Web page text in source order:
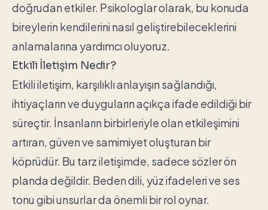
doğrudan etkiler. Psikologlar olarak, bu konuda
bireylerin kendilerini nasıl geliştirebileceklerini
anlamalarına yardımcı oluyoruz.
Etkili İletişim Nedir?
Etkili iletişim, karşılıklı anlayışın sağlandığı,
ihtiyaçların ve duyguların açıkça ifade edildiği bir
süreçtir. İnsanların birbirleriyle olan etkileşimini
artıran, güven ve samimiyet oluşturan bir
köprüdür. Bu tarz iletişimde, sadece sözler ön
planda değildir. Beden dili, yüz ifadeleri ve ses
tonu gibi unsurlar da önemli bir rol oynar.